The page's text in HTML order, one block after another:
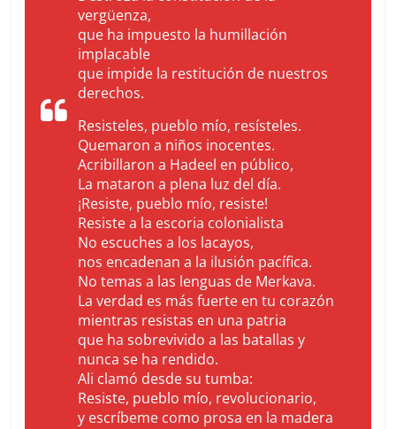
vergüenza,
que ha impuesto la humillación
implacable
que impide la restitución de nuestros
derechos.
Resisteles, pueblo mío, resísteles.
Quemaron a niños inocentes.
Acribillaron a Hadeel en público,
La mataron a plena luz del día.
¡Resiste, pueblo mío, resiste!
Resiste a la escoria colonialista
No escuches a los lacayos,
nos encadenan a la ilusión pacífica.
No temas a las lenguas de Merkava.
La verdad es más fuerte en tu corazón
mientras resistas en una patria
que ha sobrevivido a las batallas y
nunca se ha rendido.
Ali clamó desde su tumba:
Resiste, pueblo mío, revolucionario,
y escríbeme como prosa en la madera